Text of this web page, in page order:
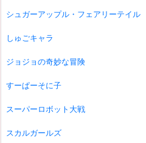
シュガーアップル・フェアリーテイル
しゅごキャラ
ジョジョの奇妙な冒険
すーぱーそに子
スーパーロボット大戦
スカルガールズ